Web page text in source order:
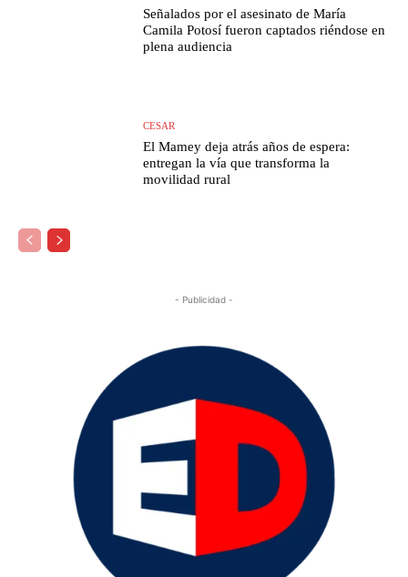
Señalados por el asesinato de María
Camila Potosí fueron captados riéndose en
plena audiencia
CESAR
El Mamey deja atrás años de espera:
entregan la vía que transforma la
movilidad rural
- Publicidad -